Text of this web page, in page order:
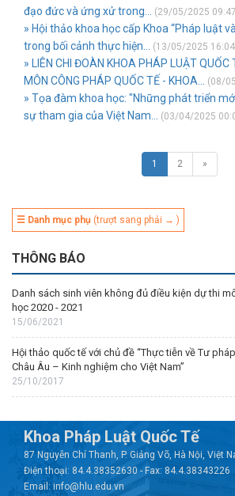
đạo đức và ứng xử trong...
(29/05/2025
» Hội thảo khoa học cấp Khoa “Pháp luật
trong bối cảnh thực hiện...
(13/05/2025
» LIÊN CHI ĐOÀN KHOA PHÁP LUẬT QUỐC
MÔN CÔNG PHÁP QUỐC TẾ - KHOA...
(08/
» Tọa đàm khoa học: "Những phát triển
sự tham gia của Việt Nam...
(03/04/2025
1 2 »
☰ Danh mục phụ (trượt sang phải → )
THÔNG BÁO
Danh sách sinh viên không đủ điều kiện dự thi
học 2020 - 2021
15/06/2021
Hội thảo quốc tế với chủ đề “Thực tiễn về Tư
Châu Âu – Kinh nghiệm cho Việt Nam”
25/10/2017
Khoa Pháp Luật Quốc Tế
87 Nguyễn Chí Thanh, P. Giảng Võ, Hà Nội, Việt
Điện thoại: 84.4.38352630 - Fax: 84.4.38343226
Email: info@hlu.edu.vn